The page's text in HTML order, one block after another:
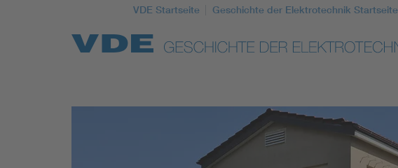
VDE Startseite Geschichte der Elektrotechnik Startseite
Top Themen